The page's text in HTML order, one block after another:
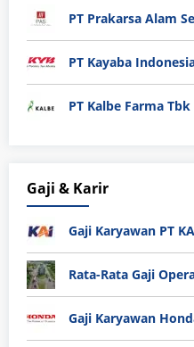
PT Prakarsa Alam
PT Kayaba
PT Kalbe Farma Tbk
Gaji & Karir